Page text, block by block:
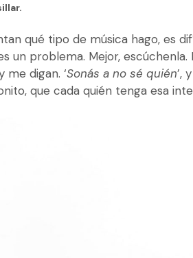
qué tipo de música hago, es
un problema. Mejor,
digan. ‘Sonás a no sé quién’,
que cada quién tenga esa